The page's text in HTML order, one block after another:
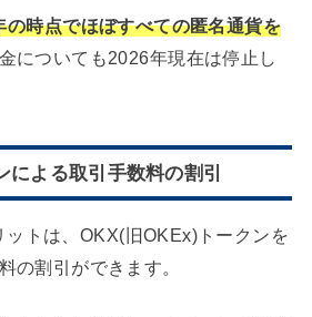
時点でほぼすべての匿名通貨を
についても2026年現在は停止し
による取引手数料の割引
トは、OKX(旧OKEx)トークンを
の割引ができます。